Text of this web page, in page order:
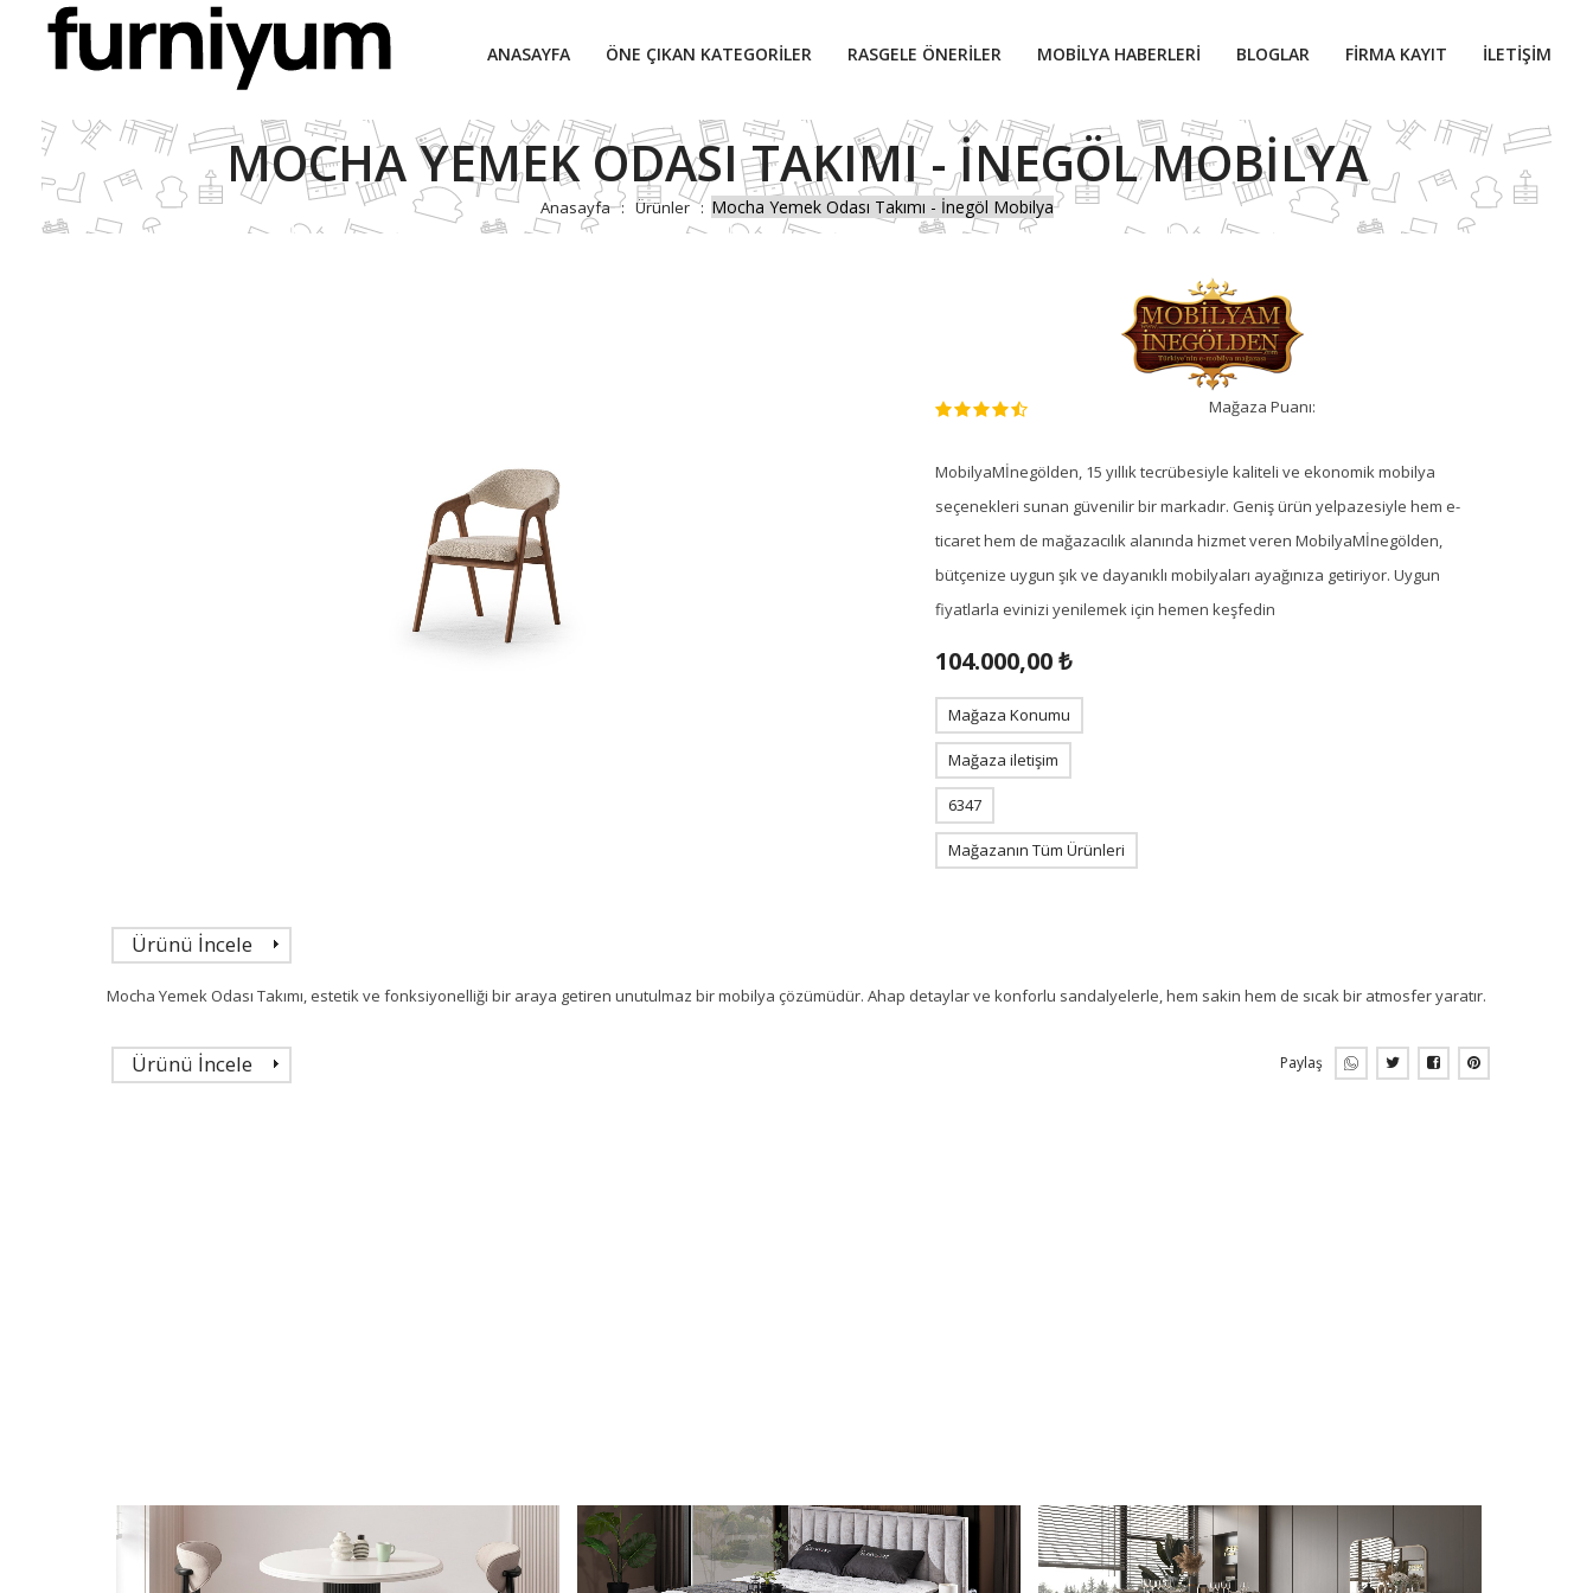
ANASAYFA ÖNE ÇIKAN KATEGORILER RASGELE ÖNERILER MOBILYA HABERLERI BLOGLAR FIRMA KAYIT İLETIŞIM
MOCHA YEMEK ODASI TAKIMI - İNEGÖL MOBILYA
Anasayfa Ürünler Mocha Yemek Odası Takımı - İnegöl Mobilya
Mağaza Puanı:
MobilyaMİnegölden, 15 yıllık tecrübesiyle kaliteli ve ekonomik mobilya
seçenekleri sunan güvenilir bir markadır. Geniş ürün yelpazesiyle hem e-
ticaret hem de mağazacılık alanında hizmet veren MobilyaMİnegölden,
bütçenize uygun şık ve dayanıklı mobilyaları ayağınıza getiriyor. Uygun
fiyatlarla evinizi yenilemek için hemen keşfedin
104.000,00 ₺
Mağaza Konumu
Mağaza iletişim
6347
Mağazanın Tüm Ürünleri
Ürünü İncele
Mocha Yemek Odası Takımı, estetik ve fonksiyonelliği bir araya getiren unutulmaz bir mobilya çözümüdür. Ahap detaylar ve konforlu sandalyelerle, hem sakin hem de sıcak bir atmosfer yaratır.
Ürünü İncele Paylaş